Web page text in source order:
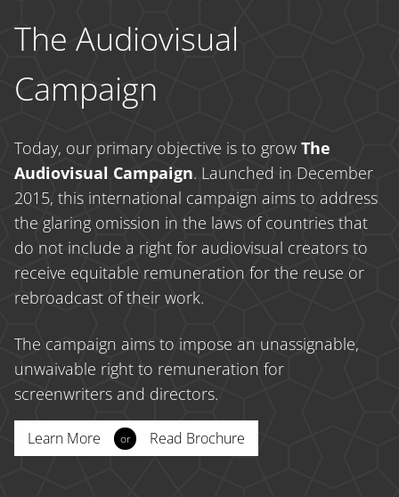
The Audiovisual
Campaign
Today, our primary objective is to grow The
Audiovisual Campaign. Launched in December
2015, this international campaign aims to address
the glaring omission in the laws of countries that
do not include a right for audiovisual creators to
receive equitable remuneration for the reuse or
rebroadcast of their work.
The campaign aims to impose an unassignable,
unwaivable right to remuneration for
screenwriters and directors.
Learn More or Read Brochure